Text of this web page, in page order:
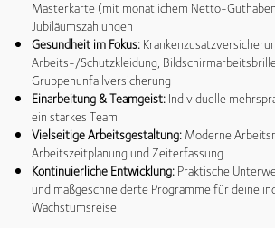
Masterkarte (mit monatlichem Netto-
Jubiläumszahlungen
Gesundheit im Fokus:
Arbeits-/Schutzkleidung,
Gruppenunfallversicherung
Einarbeitung & Teamgeist:Individuelle
ein starkes Team
Vielseitige Arbeitsgestaltung:Moderne
Arbeitszeitplanung und Zeiterfassung
Kontinuierliche Entwicklung:Praktische
und maßgeschneiderte Programme für deine
Wachstumsreise